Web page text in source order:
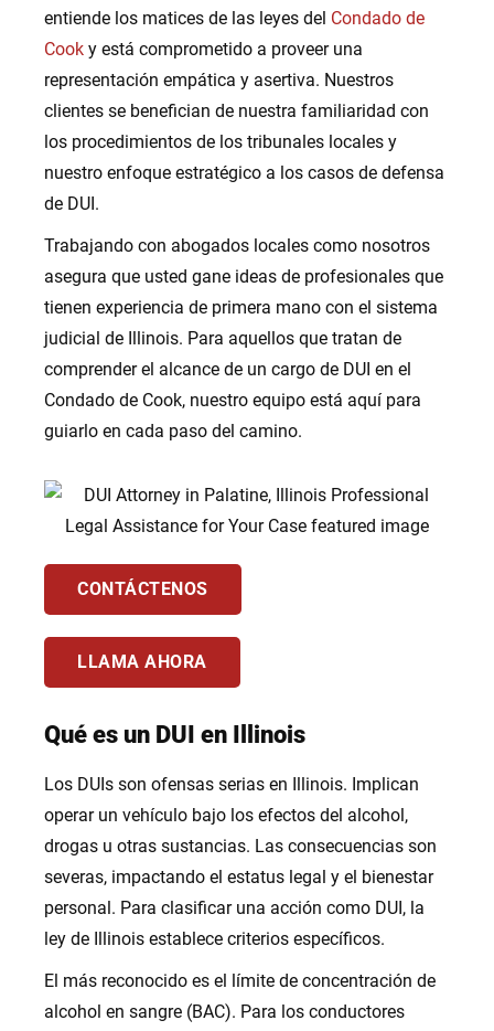
entiende los matices de las leyes del Condado de
Cook y está comprometido a proveer una
representación empática y asertiva. Nuestros
clientes se benefician de nuestra familiaridad con
los procedimientos de los tribunales locales y
nuestro enfoque estratégico a los casos de defensa
de DUI.
Trabajando con abogados locales como nosotros
asegura que usted gane ideas de profesionales que
tienen experiencia de primera mano con el sistema
judicial de Illinois. Para aquellos que tratan de
comprender el alcance de un cargo de DUI en el
Condado de Cook, nuestro equipo está aquí para
guiarlo en cada paso del camino.
CONTÁCTENOS
LLAMA AHORA
Qué es un DUI en Illinois
Los DUIs son ofensas serias en Illinois. Implican
operar un vehículo bajo los efectos del alcohol,
drogas u otras sustancias. Las consecuencias son
severas, impactando el estatus legal y el bienestar
personal. Para clasificar una acción como DUI, la
ley de Illinois establece criterios específicos.
El más reconocido es el límite de concentración de
alcohol en sangre (BAC). Para los conductores